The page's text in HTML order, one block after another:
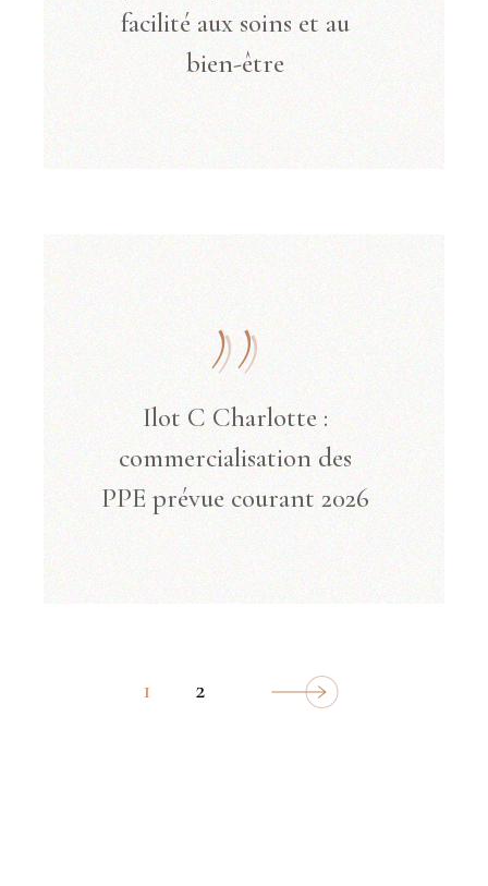
facilité aux soins et au
bien-être
Ilot C Charlotte :
commercialisation des
PPE prévue courant 2026
PAGINATION
1 2